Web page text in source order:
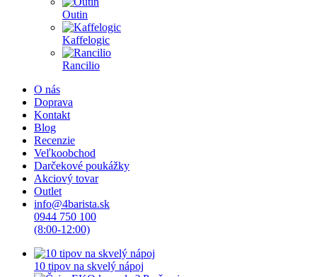
Outin
Kaffelogic
Rancilio
O nás
Doprava
Kontakt
Blog
Recenzie
Veľkoobchod
Darčekové poukážky
Akciový tovar
Outlet
info@4barista.sk
0944 750 100
(8:00-12:00)
10 tipov na skvelý nápoj